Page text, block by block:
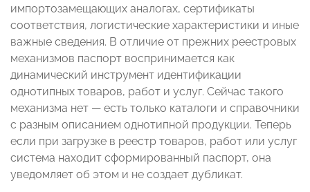
импортозамещающих аналогах, сертификаты
соответствия, логистические характеристики и иные
важные сведения. В отличие от прежних реестровых
механизмов паспорт воспринимается как
динамический инструмент идентификации
однотипных товаров, работ и услуг. Сейчас такого
механизма нет — есть только каталоги и справочники
с разным описанием однотипной продукции. Теперь
если при загрузке в реестр товаров, работ или услуг
система находит сформированный паспорт, она
уведомляет об этом и не создает дубликат.